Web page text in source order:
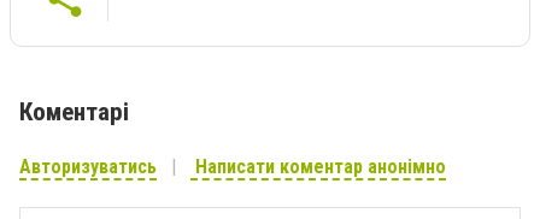
Коментарі
Авторизуватись Написати коментар анонімно